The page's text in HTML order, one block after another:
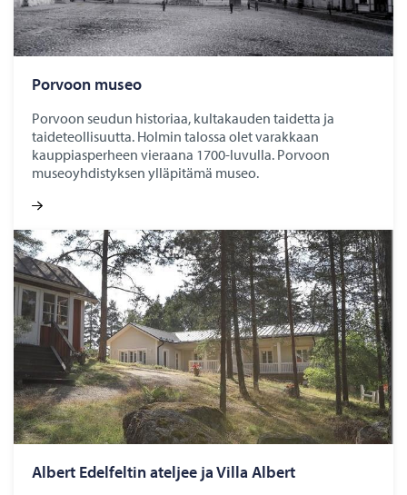
Por­voon museo
Porvoon seudun historiaa, kultakauden taidetta ja
taideteollisuutta. Holmin talossa olet varakkaan
kauppiasperheen vieraana 1700-luvulla. Porvoon
museoyhdistyksen ylläpitämä museo.
Al­bert Edel­fel­tin atel­jee ja Villa Al­bert